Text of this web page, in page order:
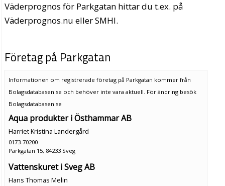
Väderprognos för Parkgatan hittar du t.ex. på
Väderprognos.nu eller SMHI.
Företag på Parkgatan
Informationen om registrerade företag på Parkgatan kommer från
Bolagsdatabasen.se och behöver inte vara aktuell. För ändring besök
Bolagsdatabasen.se
Aqua produkter i Östhammar AB
Harriet Kristina Landergård
0173-70200
Parkgatan 15, 84233 Sveg
Vattenskuret i Sveg AB
Hans Thomas Melin